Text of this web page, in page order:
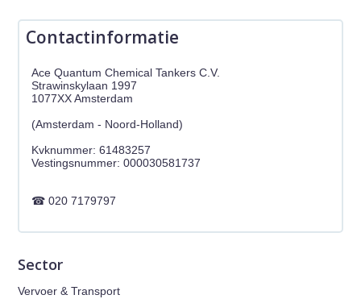
Contactinformatie
Ace Quantum Chemical Tankers C.V.
Strawinskylaan 1997
1077XX Amsterdam
(Amsterdam - Noord-Holland)
Kvknummer: 61483257
020 7179797
Sector
Vervoer & Transport